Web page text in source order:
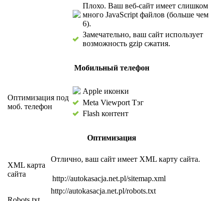
Плохо. Ваш веб-сайт имеет слишком
много JavaScript файлов (больше чем
6).
Замечательно, ваш сайт использует
возможность gzip сжатия.
Мобильный телефон
Оптимизация под
моб. телефон
Apple иконки
Meta Viewport Тэг
Flash контент
Оптимизация
XML карта
сайта
Отлично, ваш сайт имеет XML карту сайта.
http://autokasacja.net.pl/sitemap.xml
http://autokasacja.net.pl/robots.txt